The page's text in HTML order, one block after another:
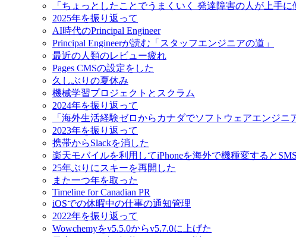
「ちょっとしたことでうまくいく 発達障害の人が上手
2025年を振り返って
AI時代のPrincipal Engineer
Principal Engineerが読む「スタッフエンジニアの道」
最近の人類のレビュー疲れ
Pages CMSの設定をした
久しぶりの夏休み
機械学習プロジェクトとスクラム
2024年を振り返って
「海外生活経験ゼロからカナダでソフトウェアエンジ
2023年を振り返って
携帯からSlackを消した
楽天モバイルを利用してiPhoneを海外で機種変すると
25年ぶりにスキーを再開した
また一つ年を取った
Timeline for Canadian PR
iOSでの休暇中の仕事の通知管理
2022年を振り返って
Wowchemyをv5.5.0からv5.7.0に上げた